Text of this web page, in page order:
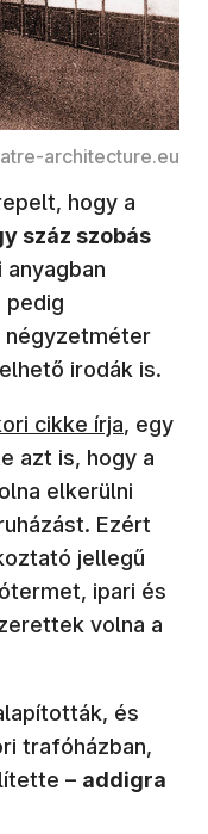
architecture.eu
hogy a
száz szobás
pedig
irodák is.
nyílik meg)
cikke írja, egy
azt is, hogy a
elkerülni
Ezért
jellegű
ipari és
volna a
és
trafóházban,
– addigra